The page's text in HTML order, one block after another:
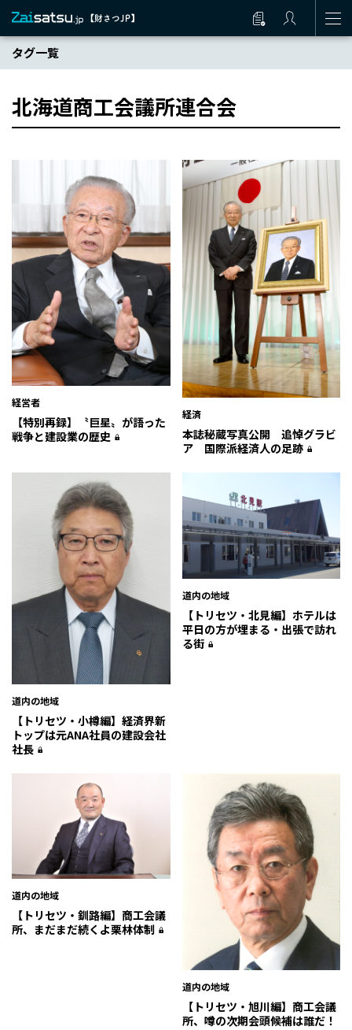
タグ一覧
北海道商工会議所連合会
経営者
【特別再録】〝巨星〟が語った
戦争と建設業の歴史
経済
本誌秘蔵写真公開 追悼グラビ
ア 国際派経済人の足跡
道内の地域
【トリセツ・小樽編】経済界新
トップは元ANA社員の建設会社
社長
道内の地域
【トリセツ・北見編】ホテルは
平日の方が埋まる・出張で訪れ
る街
道内の地域
【トリセツ・釧路編】商工会議
所、まだまだ続くよ栗林体制
道内の地域
【トリセツ・旭川編】商工会議
所、噂の次期会頭候補は誰だ！